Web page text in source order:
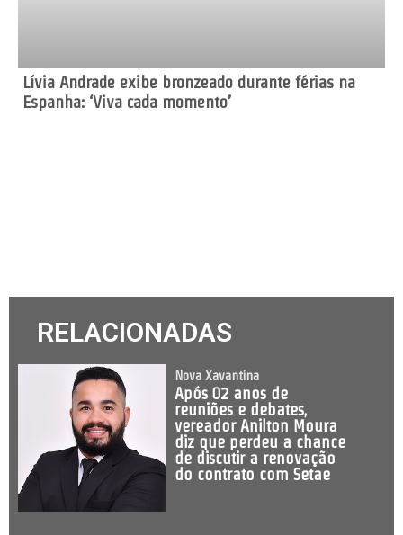
Lívia Andrade exibe bronzeado durante férias na
Espanha: ‘Viva cada momento’
RELACIONADAS
Nova Xavantina
Após 02 anos de
reuniões e debates,
vereador Anilton Moura
diz que perdeu a chance
de discutir a renovação
do contrato com Setae